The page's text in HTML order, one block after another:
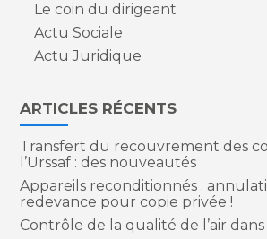
Le coin du dirigeant
Actu Sociale
Actu Juridique
ARTICLES RÉCENTS
Transfert du recouvrement des
l’Urssaf : des nouveautés
Appareils reconditionnés :
redevance pour copie privée !
Contrôle de la qualité de l’air dans